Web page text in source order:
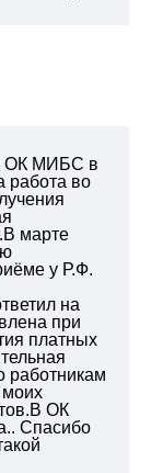
ОК МИБС в
работа во
марте
у Р.Ф.
на
при
платных
работникам
ОК
Спасибо